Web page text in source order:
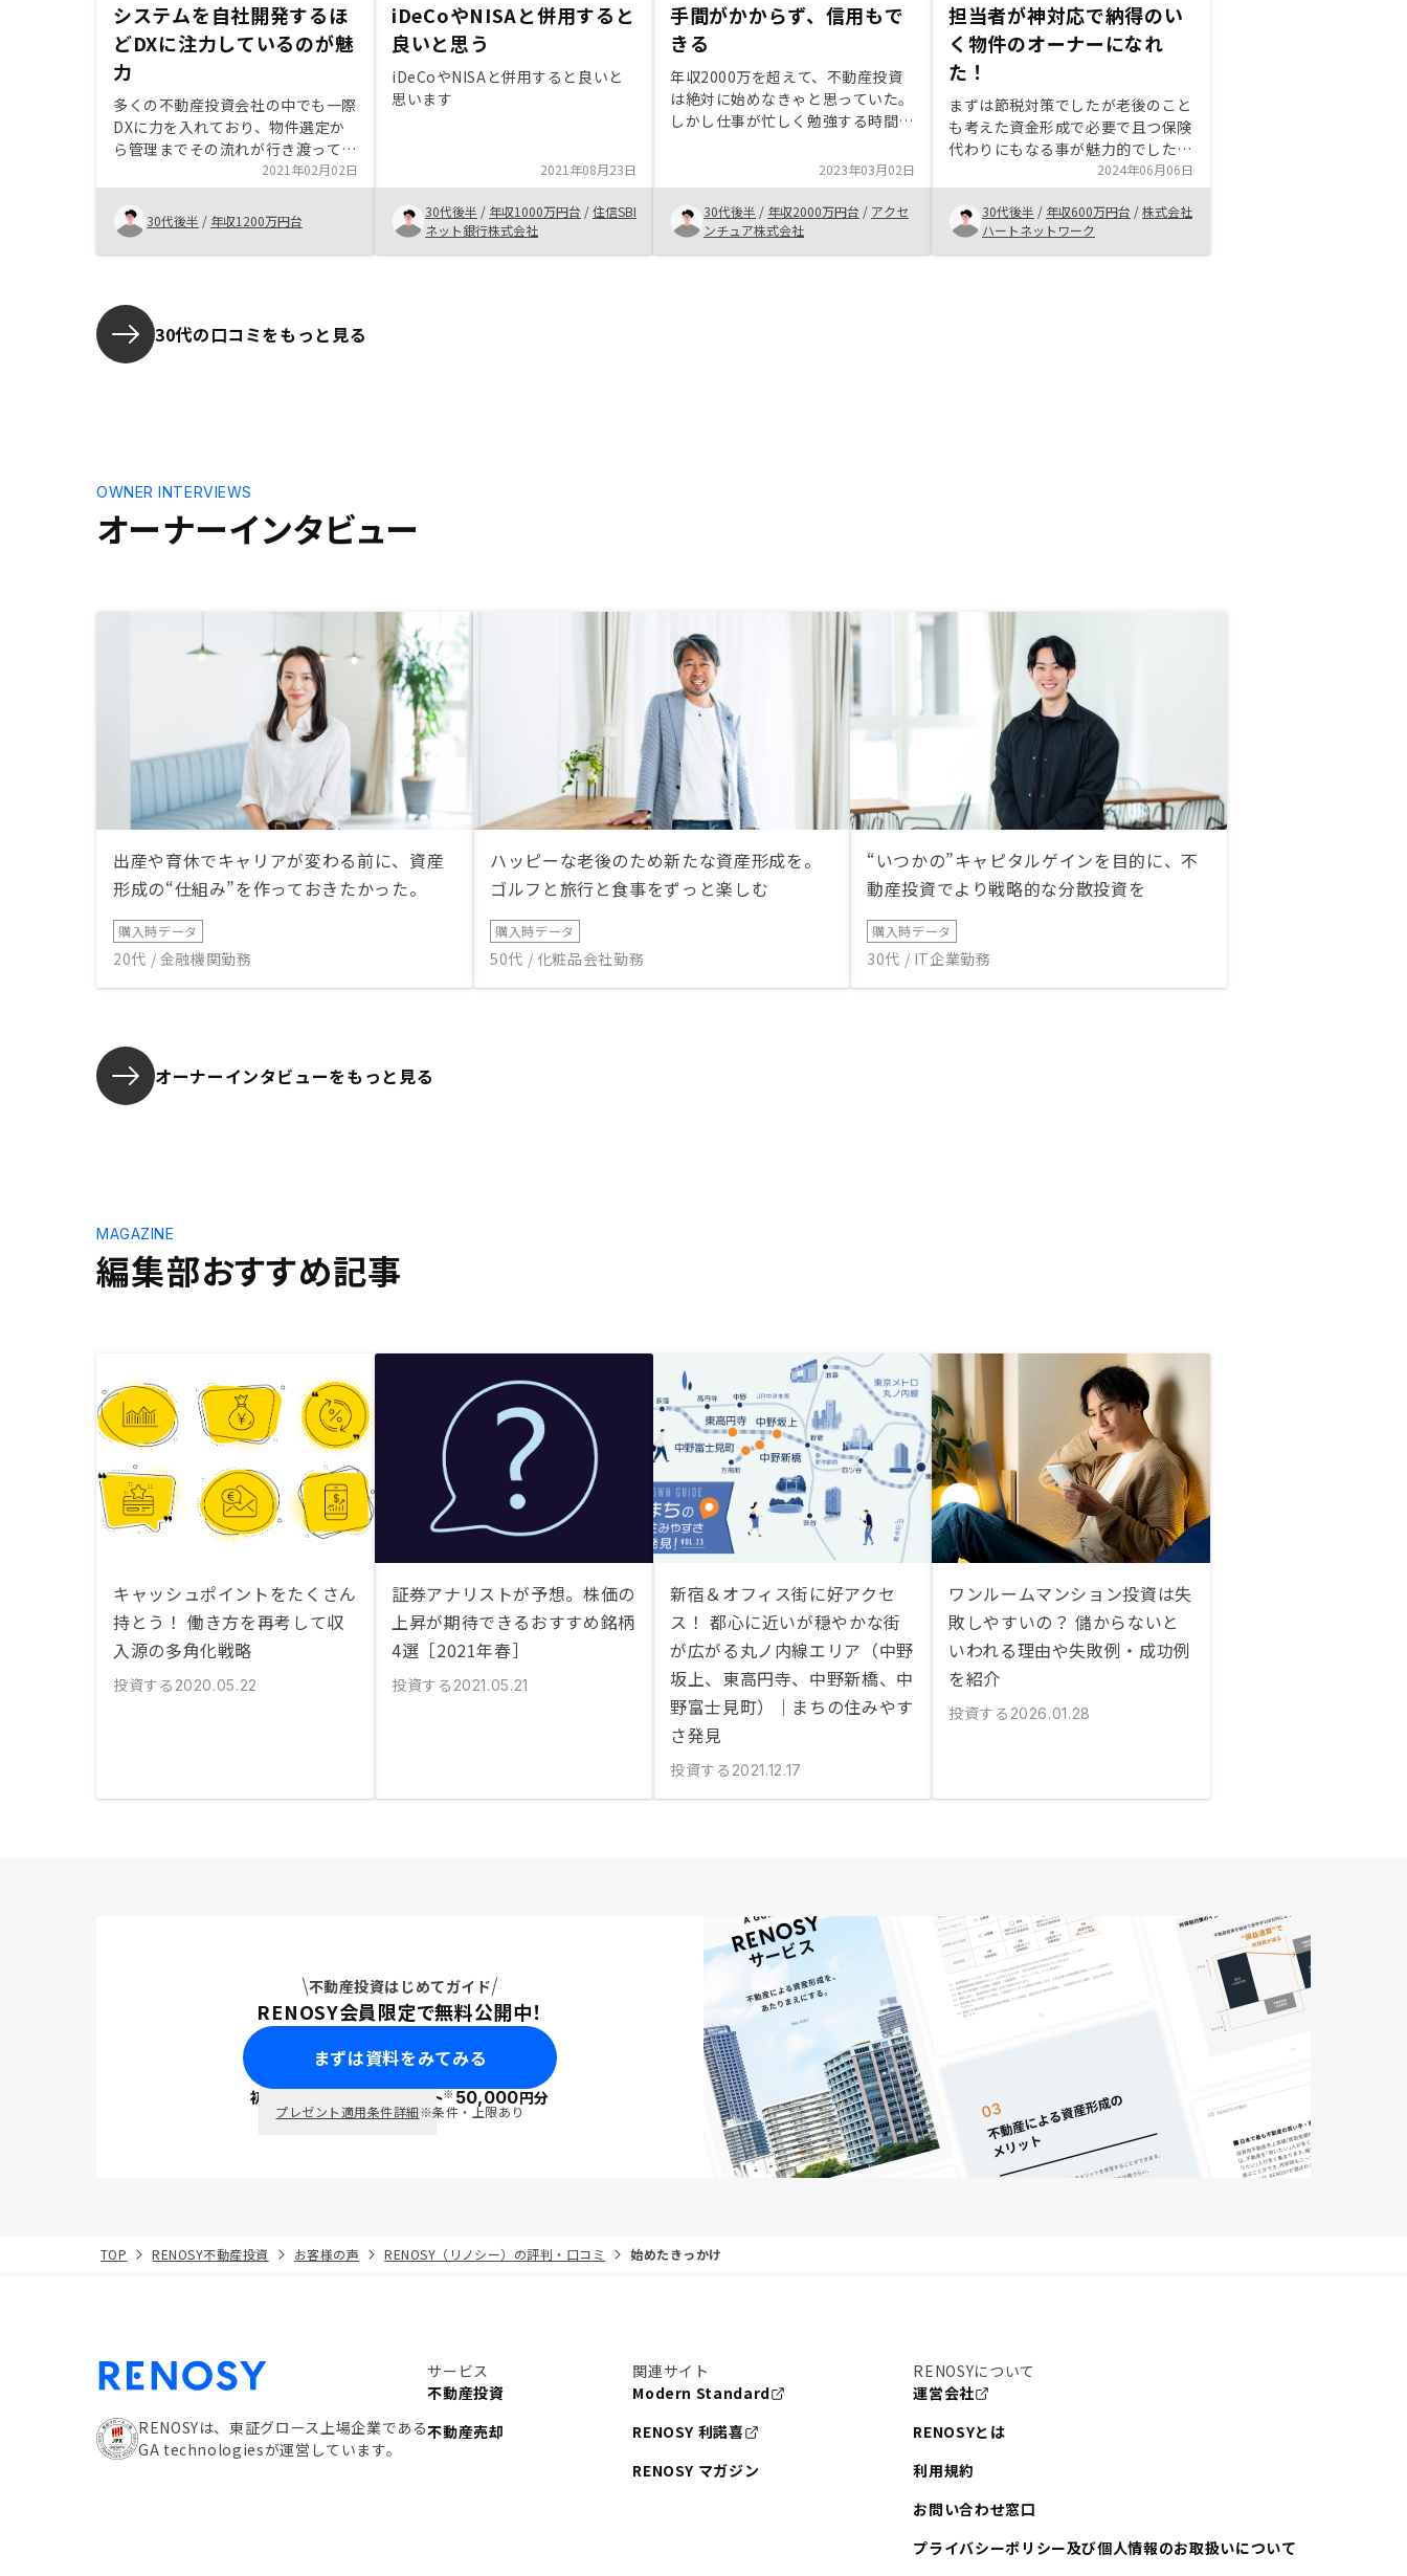
システムを自社開発するほ
どDXに注力しているのが魅
力
多くの不動産投資会社の中でも一際
DXに力を入れており、物件選定か
ら管理までその流れが行き渡ってい
る印象です。不動産業界独特の不透
明さを可能な限り緩和し、システム
も自社開発というところに魅力を感
じました。 確立している、という
より今後更に仕組みが良くなってい
営業マン経由とするのではなくアプ
リ紹介の枠を拡大して頂ければより
タイムリーにユーザーが物件を選べ
るかなと思います。
2021年02月02日
30代後半 / 年収1200万円台
iDeCoやNISAと併用すると
良いと思う
iDeCoやNISAと併用すると良いと
思います
2021年08月23日
30代後半 / 年収1000万円台 /住信SBI
ネット銀行株式会社
手間がかからず、信用もで
きる
年収2000万を超えて、不動産投資
は絶対に始めなきゃと思っていた。
しかし仕事が忙しく勉強する時間も
められなかった。さらに数多ある会
社からパートナーを見つけるのは困
難と感じていたし、他社からの営業
電話からどうしても信用できない業
界というイメージがあった。そんな
ベルを維持してるのかと驚きです。
2023年03月02日
30代後半 / 年収2000万円台 / アクセ
ンチュア株式会社
担当者が神対応で納得のい
く物件のオーナーになれ
た！
まずは節税対策でしたが老後のこと
も考えた資金形成で必要で且つ保険
代わりにもなる事が魅力的でした。
担当者の方もとても迅速で親身にな
って対応してくれて決断までに時間
を要してしまう状況でしたが 粘り
強くご対応いただいたおかげで購入
する事が出来ました。ありがとうご
2024年06月06日
30代後半 / 年収600万円台 /株式会社
ハートネットワーク
30代の口コミをもっと見る
オーナーインタビュー
OWNER INTERVIEWS
出産や育休でキャリアが変わる前に、資産
形成の“仕組み”を作っておきたかった。
購入時データ
20代 / 金融機関勤務
ハッピーな老後のため新たな資産形成を。
ゴルフと旅行と食事をずっと楽しむ
購入時データ
50代 / 化粧品会社勤務
“いつかの”キャピタルゲインを目的に、不
動産投資でより戦略的な分散投資を
購入時データ
30代 / IT企業勤務
オーナーインタビューをもっと見る
編集部おすすめ記事
MAGAZINE
キャッシュポイントをたくさん
持とう！ 働き方を再考して収
入源の多角化戦略
投資する 2020.05.22
証券アナリストが予想。株価の
上昇が期待できるおすすめ銘柄
4選［2021年春］
投資する 2021.05.21
新宿＆オフィス街に好アクセ
ス！ 都心に近いが穏やかな街
が広がる丸ノ内線エリア（中野
坂上、東高円寺、中野新橋、中
野富士見町）｜まちの住みやす
さ発見
投資する 2021.12.17
ワンルームマンション投資は失
敗しやすいの？ 儲からないと
いわれる理由や失敗例・成功例
を紹介
投資する 2026.01.28
不動産投資はじめてガイド
RENOSY会員限定で無料公開中！
まずは資料をみてみる
初回面談で ポイント※50,000円分
プレゼント適用条件詳細※条件・上限あり
TOP RENOSY不動産投資 お客様の声 RENOSY（リノシー）の評判・口コミ 始めたきっかけ
RENOSYは、東証グロース上場企業である
GA technologiesが運営しています。
サービス
不動産投資
不動産売却
関連サイト
Modern Standard
RENOSY 利諾喜
RENOSY マガジン
RENOSYについて
運営会社
RENOSYとは
利用規約
お問い合わせ窓口
プライバシーポリシー及び個人情報のお取扱いについて